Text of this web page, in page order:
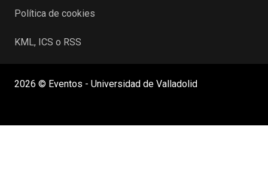
Política de cookies
KML, ICS o RSS
2026 © Eventos - Universidad de Valladolid